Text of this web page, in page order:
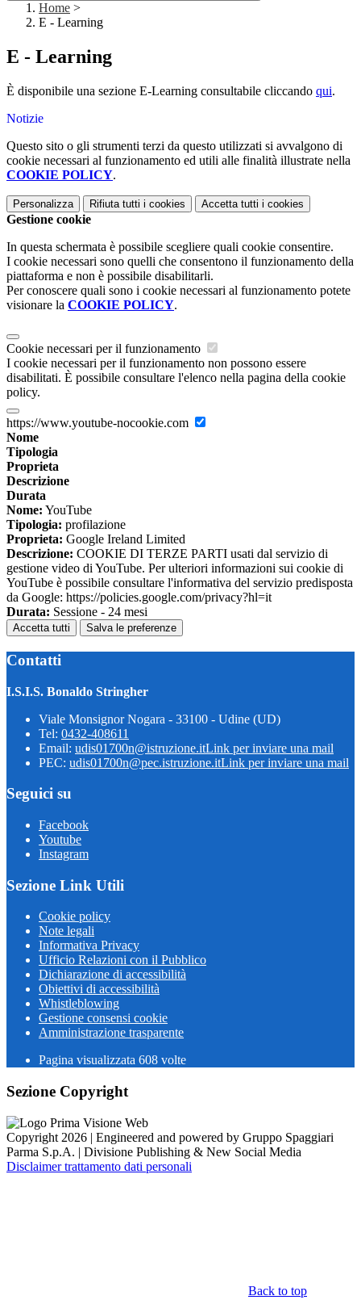
Home >
E - Learning
E - Learning
È disponibile una sezione E-Learning consultabile cliccando qui.
Notizie
Questo sito o gli strumenti terzi da questo utilizzati si avvalgono di
cookie necessari al funzionamento ed utili alle finalità illustrate nella
COOKIE POLICY.
Personalizza Rifiuta tutti i cookies Accetta tutti i cookies
Gestione cookie
In questa schermata è possibile scegliere quali cookie consentire.
I cookie necessari sono quelli che consentono il funzionamento della
piattaforma e non è possibile disabilitarli.
Per conoscere quali sono i cookie necessari al funzionamento potete
visionare la COOKIE POLICY.
Cookie necessari per il funzionamento
I cookie necessari per il funzionamento non possono essere
disabilitati. È possibile consultare l'elenco nella pagina della cookie
policy.
https://www.youtube-nocookie.com
Nome
Tipologia
Proprieta
Descrizione
Durata
Nome: YouTube
Tipologia: profilazione
Proprieta: Google Ireland Limited
Descrizione: COOKIE DI TERZE PARTI usati dal servizio di
gestione video di YouTube. Per ulteriori informazioni sui cookie di
YouTube è possibile consultare l'informativa del servizio predisposta
da Google: https://policies.google.com/privacy?hl=it
Durata: Sessione - 24 mesi
Accetta tutti Salva le preferenze
Contatti
I.S.I.S. Bonaldo Stringher
Viale Monsignor Nogara - 33100 - Udine (UD)
Tel: 0432-408611
Email: udis01700n@istruzione.itLink per inviare una mail
PEC: udis01700n@pec.istruzione.itLink per inviare una mail
Seguici su
Facebook
Youtube
Instagram
Sezione Link Utili
Cookie policy
Note legali
Informativa Privacy
Ufficio Relazioni con il Pubblico
Dichiarazione di accessibilità
Obiettivi di accessibilità
Whistleblowing
Gestione consensi cookie
Amministrazione trasparente
Pagina visualizzata 608 volte
Sezione Copyright
Copyright 2026 | Engineered and powered by Gruppo Spaggiari
Parma S.p.A. | Divisione Publishing & New Social Media
Disclaimer trattamento dati personali
Back to top